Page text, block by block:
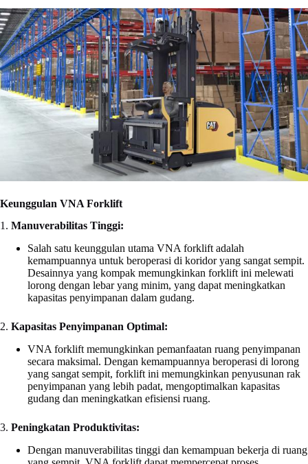
Keunggulan VNA Forklift
1. Manuverabilitas Tinggi:
Salah satu keunggulan utama VNA forklift adalah
kemampuannya untuk beroperasi di koridor yang sangat sempit.
Desainnya yang kompak memungkinkan forklift ini melewati
lorong dengan lebar yang minim, yang dapat meningkatkan
kapasitas penyimpanan dalam gudang.
2. Kapasitas Penyimpanan Optimal:
VNA forklift memungkinkan pemanfaatan ruang penyimpanan
secara maksimal. Dengan kemampuannya beroperasi di lorong
yang sangat sempit, forklift ini memungkinkan penyusunan rak
penyimpanan yang lebih padat, mengoptimalkan kapasitas
gudang dan meningkatkan efisiensi ruang.
3. Peningkatan Produktivitas:
Dengan manuverabilitas tinggi dan kemampuan bekerja di ruang